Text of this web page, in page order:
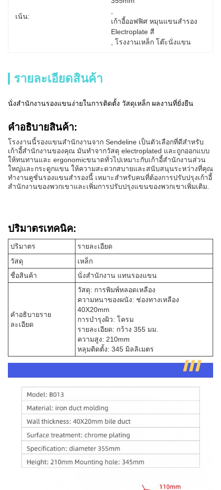
เน้น:
เก้าอี้ออฟฟิศ หมุนแขนสํารอง
Electroplate สี
โรงงานเหล็ก โต๊ะนั่งแขน
รายละเอียดสินค้า
นั่งสํานักงานรองแขนง่ายในการติดตั้ง วัสดุเหล็ก ผลงานที่ยั่งยืน
คําอธิบายสินค้า:
โรงงานนี้รองแขนสํานักงานจาก Sendeline เป็นตัวเลือกที่ดีสําหรับ
เก้าอี้สํานักงานของคุณ มันทําจากวัสดุ electroplated และถูกออกแบบ
ให้ทนทานและ ergonomicขนาดทั่วไปเหมาะกับเก้าอี้สํานักงานส่วน
ใหญ่และกระดูกแขน ให้ความสะดวกสบายและสนับสนุนระหว่างที่คุณ
ทํางานคูชั่นรองแขนสํารองนี้ เหมาะสําหรับคนที่ต้องการปรับปรุงเก้าอี้
สํานักงานของพวกเขาและเพิ่มการปรับปรุงแขนของพวกเขาเพิ่มเติม.
ปริมาตรเทคนิค:
ปริมาตร
รายละเอียด
วัสดุ
เหล็ก
ชื่อสินค้า
นั่งสํานักงาน แทนรองแขน
คําอธิบายราย
ละเอียด
วัสดุ: การพิมพ์หลอดเหลือง
ความหนาของผนัง: ช่องทางเหลือง
40X20mm
การบํารุงผิว: โครม
รายละเอียด: กว้าง 355 มม.
ความสูง: 210mm
หลุมติดตั้ง: 345 มิลลิเมตร